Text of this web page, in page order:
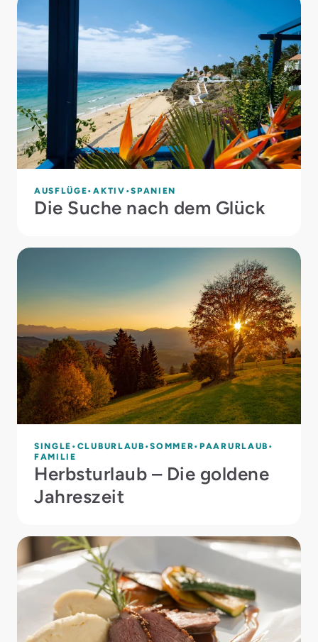
AUSFLÜGE AKTIV SPANIEN
Die Suche nach dem Glück
SINGLE CLUBURLAUB SOMMER
PAARURLAUB
FAMILIE
Herbsturlaub – Die goldene
Jahreszeit